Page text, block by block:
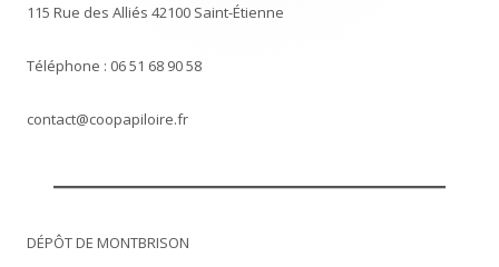
115 Rue des Alliés 42100 Saint-Étienne
Téléphone : 06 51 68 90 58
contact@coopapiloire.fr
DÉPÔT DE MONTBRISON